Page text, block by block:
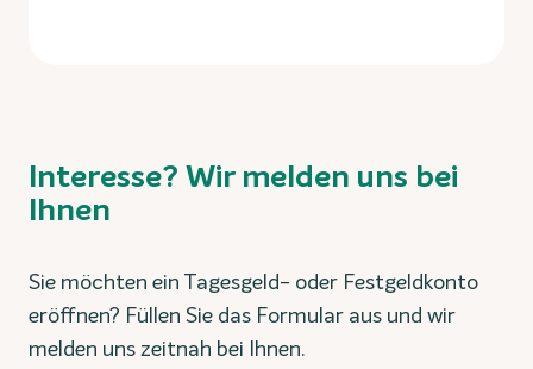
Interesse? Wir melden uns bei
Ihnen
Sie möchten ein Tagesgeld- oder Festgeldkonto
eröffnen? Füllen Sie das Formular aus und wir
melden uns zeitnah bei Ihnen.